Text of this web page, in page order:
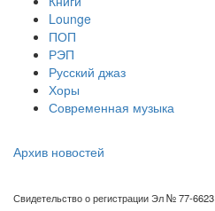
Lounge
ПОП
РЭП
Русский джаз
Хоры
Современная музыка
Архив новостей
Свидетельство о регистрации Эл № 77-6623